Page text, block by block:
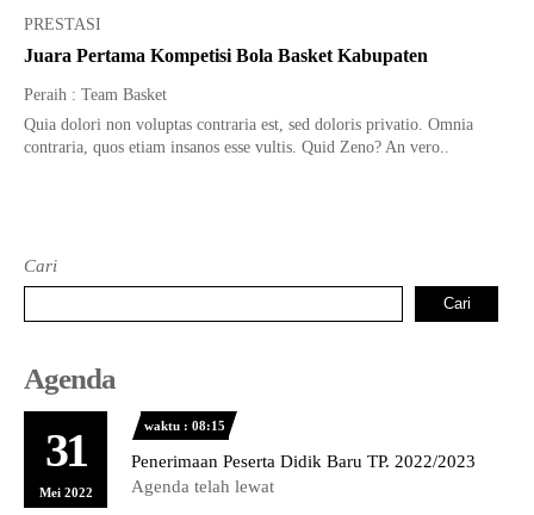
Materi Komputer dan Jaringan Dasar
Materi Pemograman Dasar
Sistem Komputer
Dasar Desain Grafis
Tata Busana
Bisnis Daring dan Pemasaran
PRESTASI
Juara Pertama Kompetisi Bola Basket Kabupaten
Peraih : Team Basket
Quia dolori non voluptas contraria est, sed doloris privatio. Omnia
contraria, quos etiam insanos esse vultis. Quid Zeno? An vero..
Cari
Cari
Agenda
31
Mei 2022
waktu : 08:15
Penerimaan Peserta Didik Baru TP. 2022/2023
Agenda telah lewat